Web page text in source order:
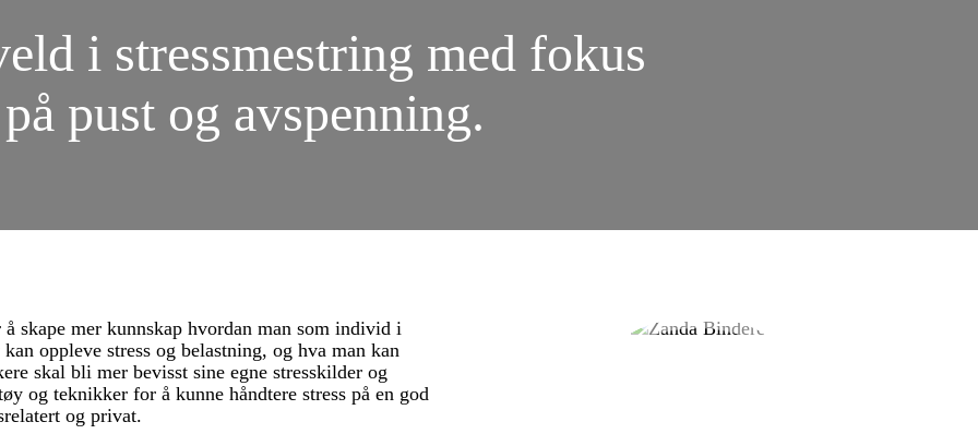
i stressmestring med fokus
på pust og avspenning.
skape mer kunnskap hvordan man som individ i
oppleve stress og belastning, og hva man kan
skal bli mer bevisst sine egne stresskilder og
og teknikker for å kunne håndtere stress på en god
og privat.